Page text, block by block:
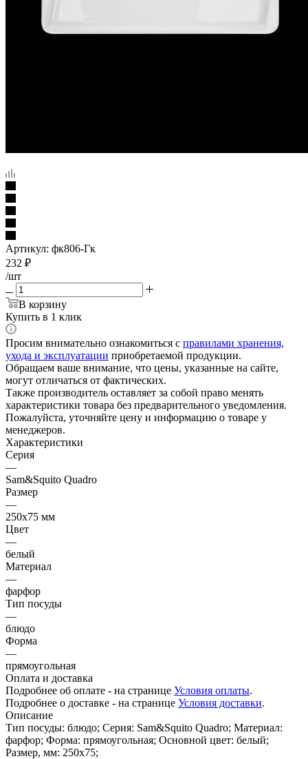
Артикул: фк806-Гк
232 ₽
/шт
В корзину
Купить в 1 клик
Просим внимательно ознакомиться с правилами хранения,
ухода и эксплуатации приобретаемой продукции.
Обращаем ваше внимание, что цены, указанные на сайте,
могут отличаться от фактических.
Также производитель оставляет за собой право менять
характеристики товара без предварительного уведомления.
Пожалуйста, уточняйте цену и информацию о товаре у
менеджеров.
Характеристики
Серия
—
Sam&Squito Quadro
Размер
—
250х75 мм
Цвет
—
белый
Материал
—
фарфор
Тип посуды
—
блюдо
Форма
—
прямоугольная
Оплата и доставка
Подробнее об оплате - на странице Условия оплаты.
Подробнее о доставке - на странице Условия доставки.
Описание
Тип посуды: блюдо; Серия: Sam&Squito Quadro; Материал:
фарфор; Форма: прямоугольная; Основной цвет: белый;
Размер, мм: 250х75;